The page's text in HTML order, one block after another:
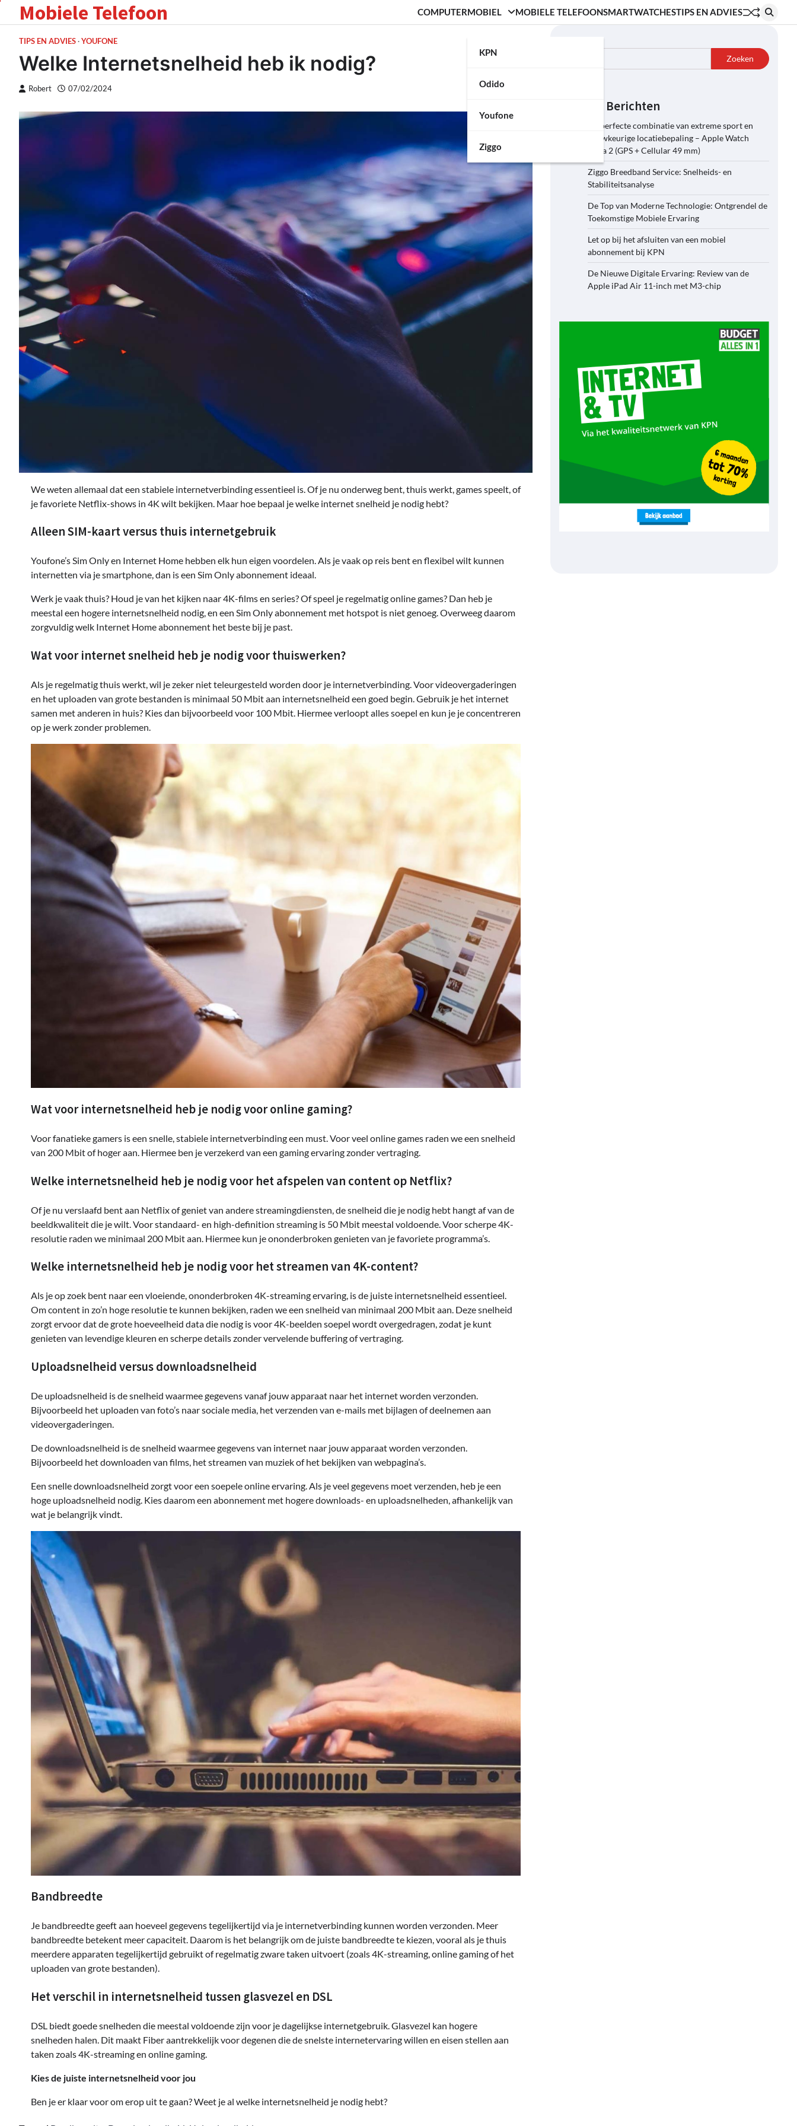
Mobiele Telefoon COMPUTERMOBIEL
KPN
Odido
Youfone
Ziggo
MOBIELE TELEFOONSMARTWATCHESTIPS EN ADVIES
TIPS EN ADVIES YOUFONE
Welke Internetsnelheid heb ik nodig?
Robert 07/02/2024
We weten allemaal dat een stabiele internetverbinding essentieel is. Of je nu onderweg bent, thuis werkt, games speelt, of
je favoriete Netflix-shows in 4K wilt bekijken. Maar hoe bepaal je welke internet snelheid je nodig hebt?
Alleen SIM-kaart versus thuis internetgebruik
Youfone’s Sim Only en Internet Home hebben elk hun eigen voordelen. Als je vaak op reis bent en flexibel wilt kunnen
internetten via je smartphone, dan is een Sim Only abonnement ideaal.
Werk je vaak thuis? Houd je van het kijken naar 4K-films en series? Of speel je regelmatig online games? Dan heb je
meestal een hogere internetsnelheid nodig, en een Sim Only abonnement met hotspot is niet genoeg. Overweeg daarom
zorgvuldig welk Internet Home abonnement het beste bij je past.
Wat voor internet snelheid heb je nodig voor thuiswerken?
Als je regelmatig thuis werkt, wil je zeker niet teleurgesteld worden door je internetverbinding. Voor videovergaderingen
en het uploaden van grote bestanden is minimaal 50 Mbit aan internetsnelheid een goed begin. Gebruik je het internet
samen met anderen in huis? Kies dan bijvoorbeeld voor 100 Mbit. Hiermee verloopt alles soepel en kun je je concentreren
op je werk zonder problemen.
Wat voor internetsnelheid heb je nodig voor online gaming?
Voor fanatieke gamers is een snelle, stabiele internetverbinding een must. Voor veel online games raden we een snelheid
van 200 Mbit of hoger aan. Hiermee ben je verzekerd van een gaming ervaring zonder vertraging.
Welke internetsnelheid heb je nodig voor het afspelen van content op Netflix?
Of je nu verslaafd bent aan Netflix of geniet van andere streamingdiensten, de snelheid die je nodig hebt hangt af van de
beeldkwaliteit die je wilt. Voor standaard- en high-definition streaming is 50 Mbit meestal voldoende. Voor scherpe 4K-
resolutie raden we minimaal 200 Mbit aan. Hiermee kun je ononderbroken genieten van je favoriete programma’s.
Welke internetsnelheid heb je nodig voor het streamen van 4K-content?
Als je op zoek bent naar een vloeiende, ononderbroken 4K-streaming ervaring, is de juiste internetsnelheid essentieel.
Om content in zo’n hoge resolutie te kunnen bekijken, raden we een snelheid van minimaal 200 Mbit aan. Deze snelheid
zorgt ervoor dat de grote hoeveelheid data die nodig is voor 4K-beelden soepel wordt overgedragen, zodat je kunt
genieten van levendige kleuren en scherpe details zonder vervelende buffering of vertraging.
Uploadsnelheid versus downloadsnelheid
De uploadsnelheid is de snelheid waarmee gegevens vanaf jouw apparaat naar het internet worden verzonden.
Bijvoorbeeld het uploaden van foto’s naar sociale media, het verzenden van e-mails met bijlagen of deelnemen aan
videovergaderingen.
De downloadsnelheid is de snelheid waarmee gegevens van internet naar jouw apparaat worden verzonden.
Bijvoorbeeld het downloaden van films, het streamen van muziek of het bekijken van webpagina’s.
Een snelle downloadsnelheid zorgt voor een soepele online ervaring. Als je veel gegevens moet verzenden, heb je een
hoge uploadsnelheid nodig. Kies daarom een abonnement met hogere downloads- en uploadsnelheden, afhankelijk van
wat je belangrijk vindt.
Bandbreedte
Je bandbreedte geeft aan hoeveel gegevens tegelijkertijd via je internetverbinding kunnen worden verzonden. Meer
bandbreedte betekent meer capaciteit. Daarom is het belangrijk om de juiste bandbreedte te kiezen, vooral als je thuis
meerdere apparaten tegelijkertijd gebruikt of regelmatig zware taken uitvoert (zoals 4K-streaming, online gaming of het
uploaden van grote bestanden).
Het verschil in internetsnelheid tussen glasvezel en DSL
DSL biedt goede snelheden die meestal voldoende zijn voor je dagelijkse internetgebruik. Glasvezel kan hogere
snelheden halen. Dit maakt Fiber aantrekkelijk voor degenen die de snelste internetervaring willen en eisen stellen aan
taken zoals 4K-streaming en online gaming.
Kies de juiste internetsnelheid voor jou
Ben je er klaar voor om erop uit te gaan? Weet je al welke internetsnelheid je nodig hebt?
Zoeken
Recente Berichten
De perfecte combinatie van extreme sport en
nauwkeurige locatiebepaling – Apple Watch
Ultra 2 (GPS + Cellular 49 mm)
Ziggo Breedband Service: Snelheids- en
Stabiliteitsanalyse
De Top van Moderne Technologie: Ontgrendel de
Toekomstige Mobiele Ervaring
Let op bij het afsluiten van een mobiel
abonnement bij KPN
De Nieuwe Digitale Ervaring: Review van de
Apple iPad Air 11-inch met M3-chip